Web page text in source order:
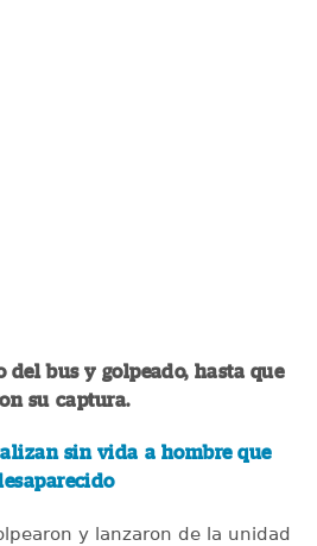
del bus y golpeado, hasta que
su captura.
sin vida a hombre que
y lanzaron de la unidad